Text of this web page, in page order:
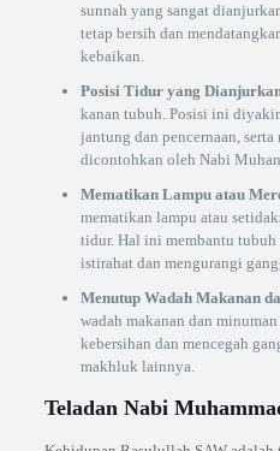
sunnah yang sangat
tetap bersih dan
kebaikan.
Posisi Tidur yang
kanan tubuh. Posisi ini
jantung dan pencernaan,
dicontohkan oleh Nabi
Mematikan Lampu atau
mematikan lampu atau
tidur. Hal ini membantu
istirahat dan mengurangi
Menutup Wadah Makanan
wadah makanan dan
kebersihan dan mencegah
makhluk lainnya.
Teladan Nabi